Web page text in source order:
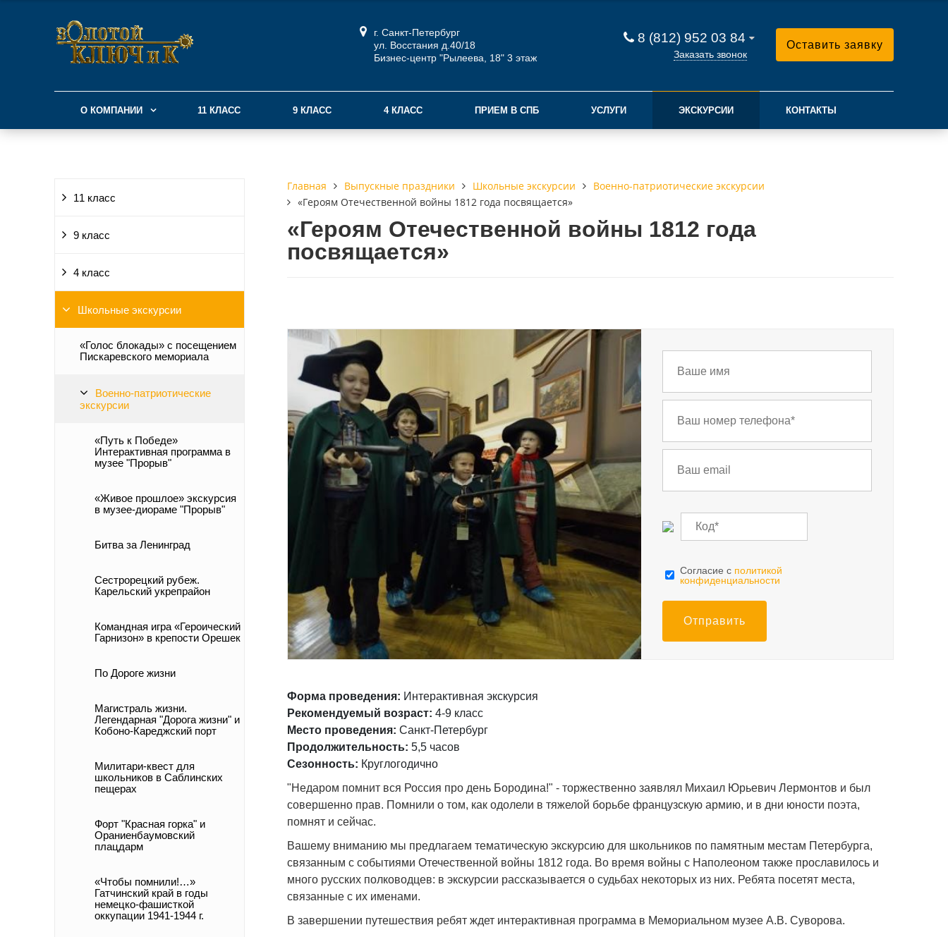
г. Санкт-Петербург
ул. Восстания д.40/18
Бизнес-центр "Рылеева, 18" 3 этаж
8 (812) 952 03 84
Заказать звонок
Оставить заявку
О КОМПАНИИ 11 КЛАСС 9 КЛАСС 4 КЛАСС ПРИЕМ В СПБ УСЛУГИ ЭКСКУРСИИ КОНТАКТЫ
11 класс
9 класс
4 класс
Школьные экскурсии
«Голос блокады» с посещением
Пискаревского мемориала
Военно-патриотические
экскурсии
«Путь к Победе»
Интерактивная программа в
музее "Прорыв"
«Живое прошлое» экскурсия
в музее-диораме "Прорыв"
Битва за Ленинград
Сестрорецкий рубеж.
Карельский укрепрайон
Командная игра «Героический
Гарнизон» в крепости Орешек
По Дороге жизни
Магистраль жизни.
Легендарная "Дорога жизни" и
Кобоно-Кареджский порт
Милитари-квест для
школьников в Саблинских
пещерах
Форт "Красная горка" и
Ораниенбаумовский
плацдарм
«Чтобы помнили!…»
Гатчинский край в годы
немецко-фашисткой
оккупации 1941-1944 г.
Главная Выпускные праздники Школьные экскурсии
Военно-патриотические экскурсии
«Героям Отечественной войны 1812 года посвящается»
«Героям Отечественной войны 1812 года
посвящается»
Cогласие с политикой
конфиденциальности
Отправить
Форма проведения: Интерактивная экскурсия
Рекомендуемый возраст: 4-9 класс
Место проведения: Санкт-Петербург
Продолжительность: 5,5 часов
Сезонность: Круглогодично
"Недаром помнит вся Россия про день Бородина!" - торжественно заявлял Михаил Юрьевич Лермонтов и был
совершенно прав. Помнили о том, как одолели в тяжелой борьбе французскую армию, и в дни юности поэта,
помнят и сейчас.
Вашему вниманию мы предлагаем тематическую экскурсию для школьников по памятным местам Петербурга,
связанным с событиями Отечественной войны 1812 года. Во время войны с Наполеоном также прославилось и
много русских полководцев: в экскурсии рассказывается о судьбах некоторых из них. Ребята посетят места,
связанные с их именами.
В завершении путешествия ребят ждет интерактивная программа в Мемориальном музее А.В. Суворова.